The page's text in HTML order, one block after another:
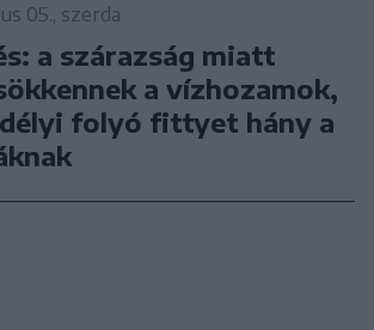
05., szerda
a szárazság miatt
a vízhozamok,
folyó fittyet hány a